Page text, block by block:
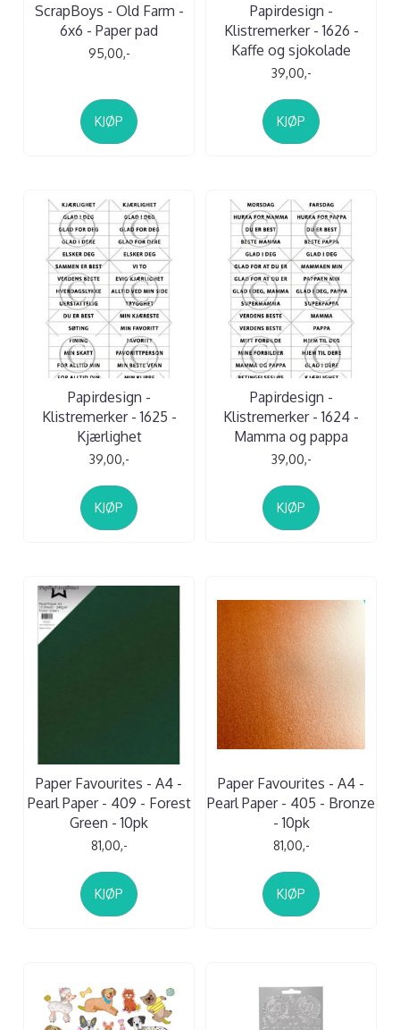
ScrapBoys - Old Farm -
6x6 - Paper pad
95,00,-
KJØP
Papirdesign -
Klistremerker - 1626 -
Kaffe og sjokolade
39,00,-
KJØP
Papirdesign -
Klistremerker - 1625 -
Kjærlighet
39,00,-
KJØP
Papirdesign -
Klistremerker - 1624 -
Mamma og pappa
39,00,-
KJØP
Paper Favourites - A4 -
Pearl Paper - 409 - Forest
Green - 10pk
81,00,-
KJØP
Paper Favourites - A4 -
Pearl Paper - 405 - Bronze
- 10pk
81,00,-
KJØP